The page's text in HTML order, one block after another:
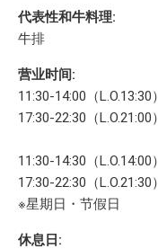
代表性和牛料理:
牛排
营业时间:
11:30-14:00（L.O.13:30）
17:30-22:30（L.O.21:00）
11:30-14:30（L.O.14:00）
17:30-22:30（L.O.21:30）
※星期日・节假日
休息日: